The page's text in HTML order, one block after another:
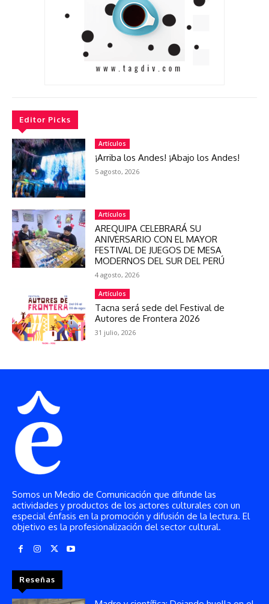
Editor Picks
Artículos
¡Arriba los Andes! ¡Abajo los Andes!
5 agosto, 2026
Artículos
AREQUIPA CELEBRARÁ SU
ANIVERSARIO CON EL MAYOR
FESTIVAL DE JUEGOS DE MESA
MODERNOS DEL SUR DEL PERÚ
4 agosto, 2026
Artículos
Tacna será sede del Festival de
Autores de Frontera 2026
31 julio, 2026
Somos un Medio de Comunicación que difunde las
actividades y productos de los actores culturales con un
especial énfasis en la promoción y difusión de la lectura. El
objetivo es la profesionalización del sector cultural.
Reseñas